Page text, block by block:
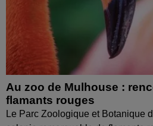
Au zoo de Mulhouse :
flamants rouges
Le Parc Zoologique et Botanique